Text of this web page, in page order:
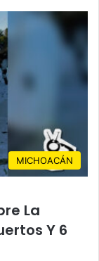
MICHOACÁN
La
Y 6